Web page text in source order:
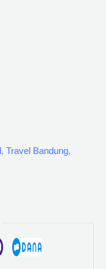
, Travel Bandung,